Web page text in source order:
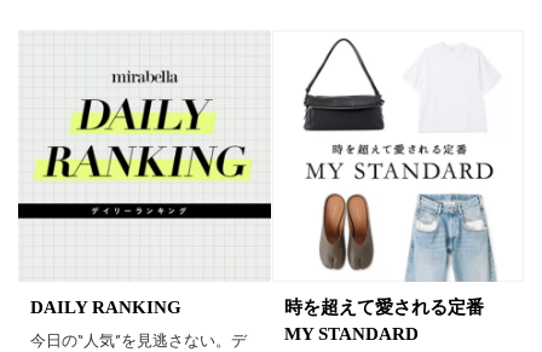
DAILY RANKING
今日の“人気”を見逃さない。デ
時を超えて愛される定番
MY STANDARD